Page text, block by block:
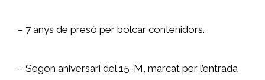
– 7 anys de presó per bolcar contenidors.
– Segon aniversari del 15-M, marcat per l’entrada